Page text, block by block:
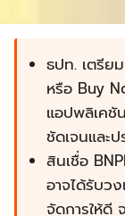
ธปท. เตรีย
หรือ Buy
แอปพลิเคชั
ชัดเจนและ
สินเชื่อ
อาจได้รับว
จัดการให้ดี